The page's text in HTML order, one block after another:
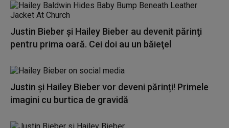
Justin Bieber şi Hailey Bieber au devenit părinţi
pentru prima oară. Cei doi au un băieţel
Justin și Hailey Bieber vor deveni părinți! Primele
imagini cu burtica de gravidă